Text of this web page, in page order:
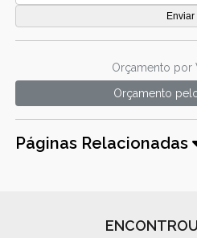
Orçamento por
Orçamento
Páginas Relacionadas